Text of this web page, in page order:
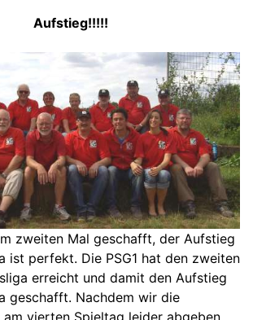
Aufstieg!!!!!
zweiten Mal geschafft, der Aufstieg
ist perfekt. Die PSG1 hat den zweiten
erreicht und damit den Aufstieg
geschafft. Nachdem wir die
am vierten Spieltag leider abgeben